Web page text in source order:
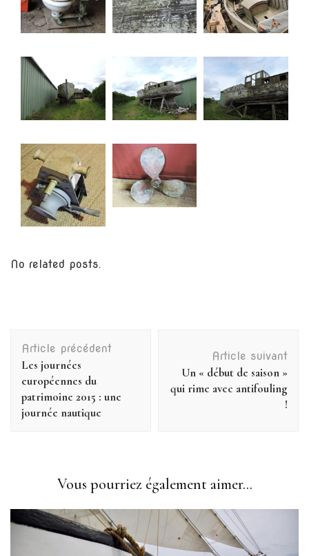
No related posts.
d'article
Article précédent
Les journées
européennes du
patrimoine 2015 : une
journée nautique
Article suivant
Un « début de saison »
qui rime avec antifouling
!
Vous pourriez également aimer...